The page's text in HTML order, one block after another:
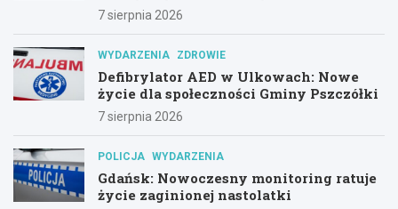
7 sierpnia 2026
WYDARZENIA ZDROWIE
Defibrylator AED w Ulkowach: Nowe
życie dla społeczności Gminy Pszczółki
7 sierpnia 2026
POLICJA WYDARZENIA
Gdańsk: Nowoczesny monitoring ratuje
życie zaginionej nastolatki